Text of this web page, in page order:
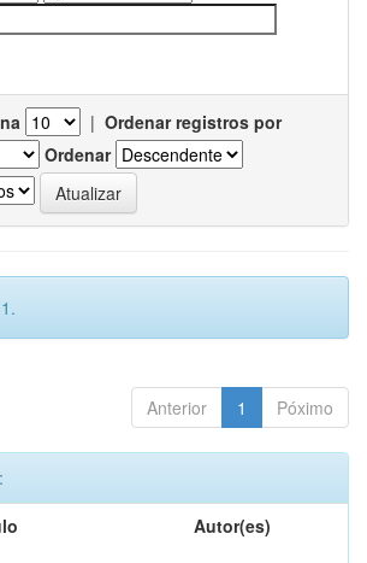
| Ordenar registros por
Ordenar
Anterior 1 Póximo
Autor(es)